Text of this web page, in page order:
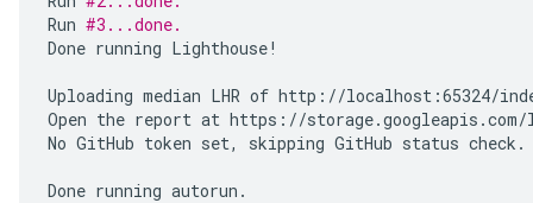
Run #3...done.
Done running Lighthouse!
Uploading median LHR of http://localhost:65324/
Open the report at https://storage.googleapis.com/
No GitHub token set, skipping GitHub status check.
Done running